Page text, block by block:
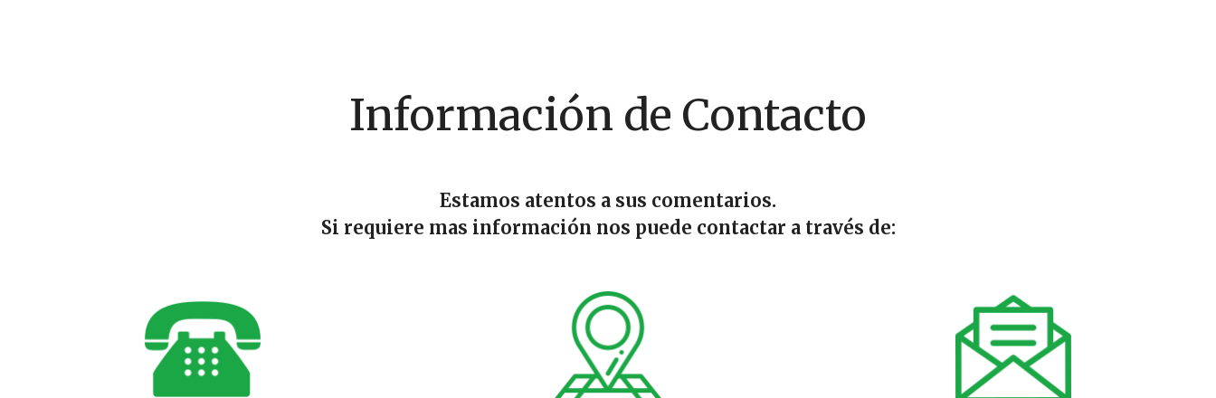
Información de Contacto
Estamos atentos a sus comentarios.
Si requiere mas información nos puede contactar a través de: